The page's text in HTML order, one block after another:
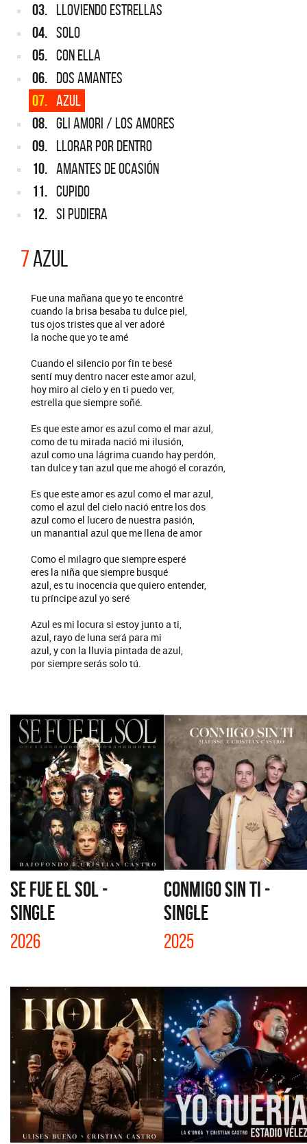
03. LLOVIENDO ESTRELLAS
04. SOLO
05. CON ELLA
06. DOS AMANTES
07. AZUL
08. GLI AMORI / LOS AMORES
09. LLORAR POR DENTRO
10. AMANTES DE OCASIÓN
11. CUPIDO
12. SI PUDIERA
7AZUL
Fue una mañana que yo te encontré
cuando la brisa besaba tu dulce piel,
tus ojos tristes que al ver adoré
la noche que yo te amé
Cuando el silencio por fin te besé
sentí muy dentro nacer este amor azul,
hoy miro al cielo y en ti puedo ver,
estrella que siempre soñé.
Es que este amor es azul como el mar azul,
como de tu mirada nació mi ilusión,
azul como una lágrima cuando hay perdón,
tan dulce y tan azul que me ahogó el corazón,
Es que este amor es azul como el mar azul,
como el azul del cielo nació entre los dos
azul como el lucero de nuestra pasión,
un manantial azul que me llena de amor
Como el milagro que siempre esperé
eres la niña que siempre busqué
azul, es tu inocencia que quiero entender,
tu príncipe azul yo seré
Azul es mi locura si estoy junto a ti,
azul, rayo de luna será para mi
azul, y con la lluvia pintada de azul,
por siempre serás solo tú.
SE FUE EL SOL -
SINGLE
2026
CONMIGO SIN TI -
SINGLE
2025